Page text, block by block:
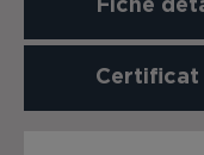
Fiche
Certificat